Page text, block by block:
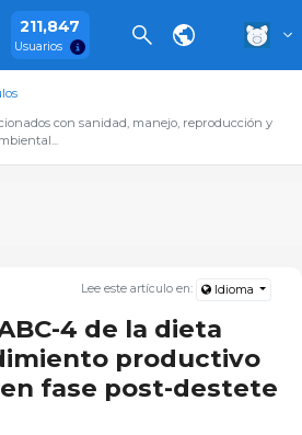
211,847
Usuarios
con sanidad, manejo, reproducción y
Lee este artículo en: Idioma
4 de la dieta
productivo
fase post-destete